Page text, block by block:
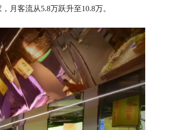
月客流从5.8万跃升至10.8万。